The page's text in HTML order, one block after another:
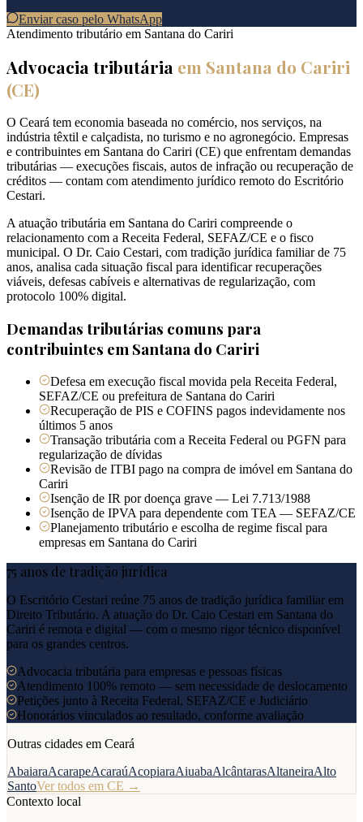
Enviar caso pelo WhatsApp
Atendimento tributário em Santana do Cariri
Advocacia tributária em Santana do Cariri
(CE)
O Ceará tem economia baseada no comércio, nos serviços, na
indústria têxtil e calçadista, no turismo e no agronegócio. Empresas
e contribuintes em Santana do Cariri (CE) que enfrentam demandas
tributárias — execuções fiscais, autos de infração ou recuperação de
créditos — contam com atendimento jurídico remoto do Escritório
Cestari.
A atuação tributária em Santana do Cariri compreende o
relacionamento com a Receita Federal, SEFAZ/CE e o fisco
municipal. O Dr. Caio Cestari, com tradição jurídica familiar de 75
anos, analisa cada situação fiscal para identificar recuperações
viáveis, defesas cabíveis e alternativas de regularização, com
protocolo 100% digital.
Demandas tributárias comuns para
contribuintes em Santana do Cariri
Defesa em execução fiscal movida pela Receita Federal,
SEFAZ/CE ou prefeitura de Santana do Cariri
Recuperação de PIS e COFINS pagos indevidamente nos
últimos 5 anos
Transação tributária com a Receita Federal ou PGFN para
regularização de dívidas
Revisão de ITBI pago na compra de imóvel em Santana do
Cariri
Isenção de IR por doença grave — Lei 7.713/1988
Isenção de IPVA para dependente com TEA — SEFAZ/CE
Planejamento tributário e escolha de regime fiscal para
empresas em Santana do Cariri
75 anos de tradição jurídica
O Escritório Cestari reúne 75 anos de tradição jurídica familiar em
Direito Tributário. A atuação do Dr. Caio Cestari em Santana do
Cariri é remota e digital — com o mesmo rigor técnico disponível
para os grandes centros.
Advocacia tributária para empresas e pessoas físicas
Atendimento 100% remoto — sem necessidade de deslocamento
Petições junto à Receita Federal, SEFAZ/CE e Judiciário
Honorários vinculados ao resultado, conforme avaliação
Outras cidades em Ceará
AbaiaraAcarapeAcaraúAcopiaraAiuabaAlcântarasAltaneiraAlto
SantoVer todos em CE →
Contexto local